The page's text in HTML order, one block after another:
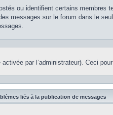
ou identifient certains
messages sur le forum dans le
par l’administrateur). Ceci
liés à la publication de messages